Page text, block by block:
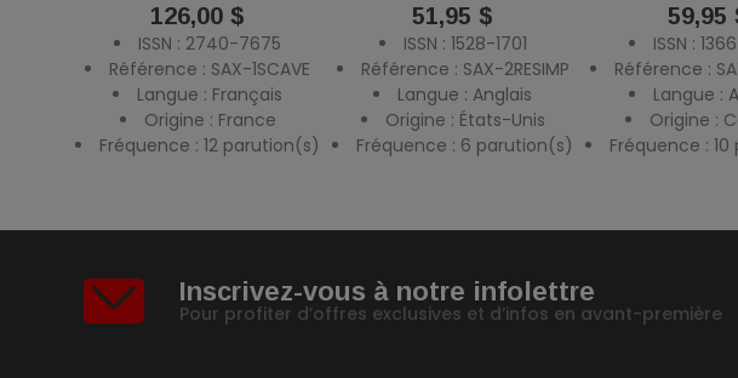
Prix
126,00 $
ISSN : 2740-7675
Référence : SAX-1SCAVE
Langue : Français
Origine : France
Fréquence : 12 parution(s)
Prix
51,95 $
ISSN : 1528-1701
Référence : SAX-2RESIMP
Langue : Anglais
Origine : États-Unis
Fréquence : 6 parution(s)
Prix
59,95
ISSN :
Référence :
Langue :
Origine :
Fréquence :
Inscrivez-vous à notre infolettre
Pour profiter d’offres exclusives et d’infos en avant-première